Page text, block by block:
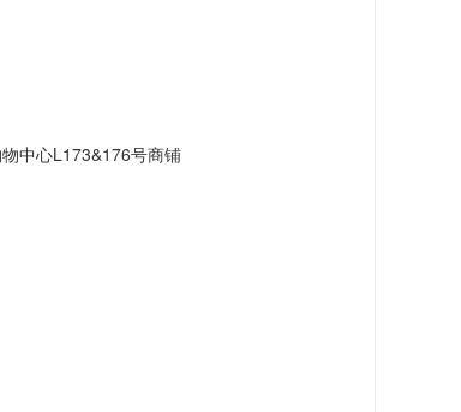
中心L173&176号商铺